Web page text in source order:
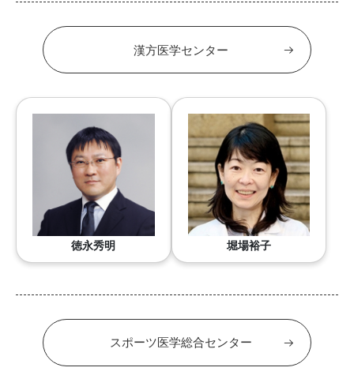
漢方医学センター
徳永秀明 堀場裕子
スポーツ医学総合センター